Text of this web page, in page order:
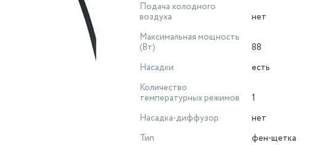
Подача холодного
воздуха
нет
Максимальная мощность
(Вт)
88
Насадки
есть
Количество
температурных режимов
1
Насадка-диффузор
нет
Тип
фен-щетка